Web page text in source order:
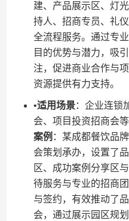
建、产品展示区、灯
持人、招商专员、礼
全流程服务。通过专
目的优势与潜力，吸
注，促进商业合作与
资源提供有力支持。
•​​适用场景​：企业连锁
会、项目投资招商会等
​案例​ ：某成都餐饮品
会策划承办，设置了
区、成功案例分享区
待服务与专业的招商
与签约，有效推动了
会，通过展示园区规